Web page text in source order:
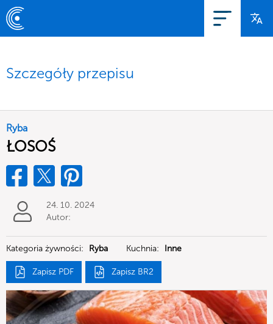
Szczegóły przepisu
Ryba
ŁOSOŚ
24. 10. 2024
Autor:
Kategoria żywności: Ryba Kuchnia: Inne
Zapisz PDF Zapisz BR2